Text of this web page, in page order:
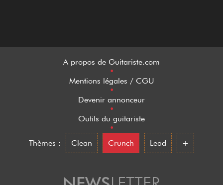
A propos de Guitariste.com
•
Mentions légales / CGU
•
Devenir annonceur
•
Outils du guitariste
•
Thèmes :
Clean Crunch Lead +